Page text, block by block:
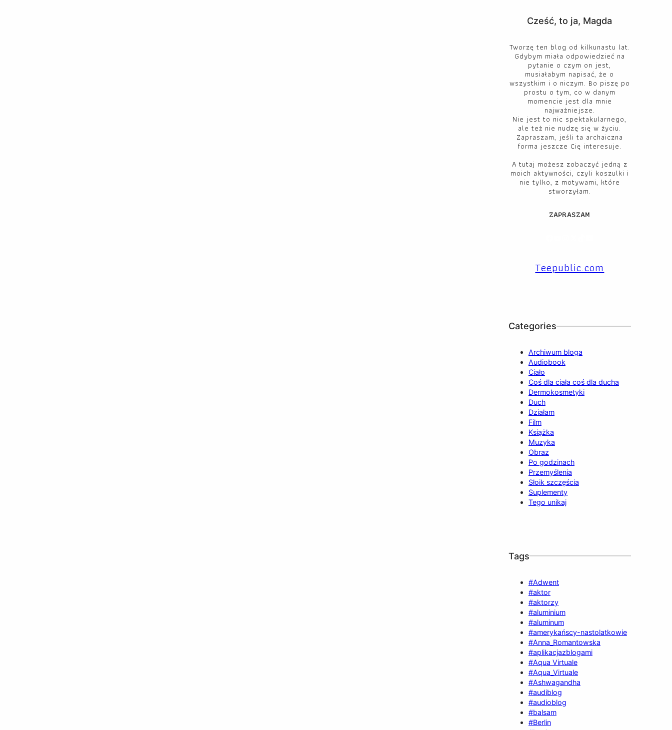
Cześć, to ja, Magda
Tworzę ten blog od kilkunastu lat.
Gdybym miała odpowiedzieć na
pytanie o czym on jest,
musiałabym napisać, że o
wszystkim i o niczym. Bo piszę po
prostu o tym, co w danym
momencie jest dla mnie
najważniejsze.
Nie jest to nic spektakularnego,
ale też nie nudzę się w życiu.
Zapraszam, jeśli ta archaiczna
forma jeszcze Cię interesuje.
A tutaj możesz zobaczyć jedną z
moich aktywności, czyli koszulki i
nie tylko, z motywami, które
stworzyłam.
ZAPRASZAM
Teepublic.com
Categories
Archiwum bloga
Audiobook
Ciało
Coś dla ciała coś dla ducha
Dermokosmetyki
Duch
Działam
Film
Książka
Muzyka
Obraz
Po godzinach
Przemyślenia
Słoik szczęścia
Suplementy
Tego unikaj
Tags
#Adwent
#aktor
#aktorzy
#aluminium
#aluminum
#amerykańscy-nastolatkowie
#Anna_Romantowska
#aplikacjazblogami
#Aqua Virtuale
#Aqua_Virtuale
#Ashwagandha
#audiblog
#audioblog
#balsam
#Berlin